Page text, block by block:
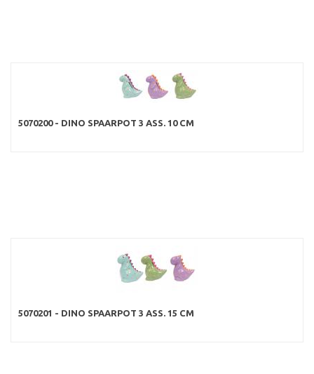
5070200 - DINO SPAARPOT 3 ASS. 10 CM
5070201 - DINO SPAARPOT 3 ASS. 15 CM